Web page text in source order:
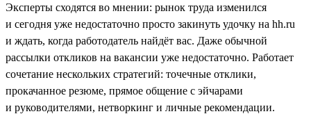
Эксперты сходятся во мнении: рынок труда изменился
и сегодня уже недостаточно просто закинуть удочку на hh.ru
и ждать, когда работодатель найдёт вас. Даже обычной
рассылки откликов на вакансии уже недостаточно. Работает
сочетание нескольких стратегий: точечные отклики,
прокачанное резюме, прямое общение с эйчарами
и руководителями, нетворкинг и личные рекомендации.